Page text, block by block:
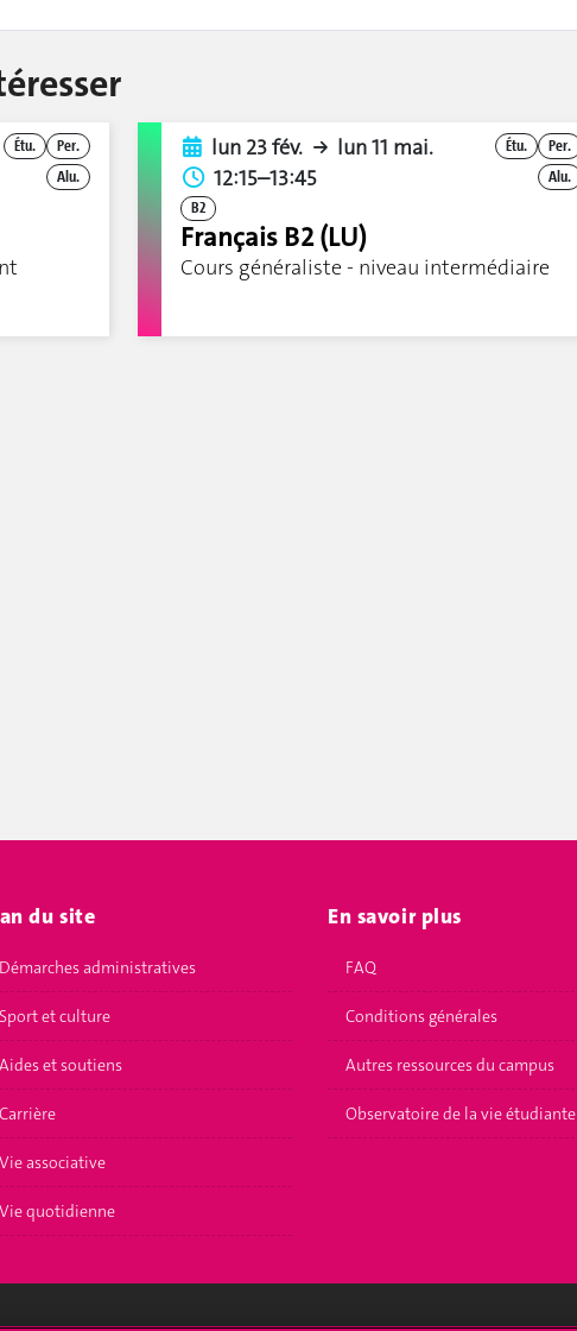
Étu.
Per.
Alu.
lun 23 fév.
lun 11 mai.
12:15–13:45
Étu.
Per.
Alu.
B2
Français B2 (LU)
Cours généraliste - niveau intermédiaire
du site
Démarches administratives
Sport et culture
Aides et soutiens
Carrière
Vie associative
Vie quotidienne
En savoir plus
FAQ
Conditions générales
Autres ressources du campus
Observatoire de la vie étudiante